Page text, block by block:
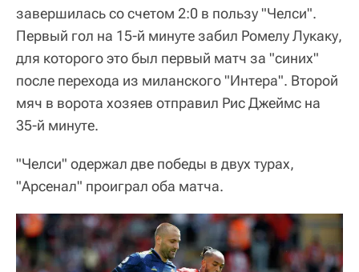
завершилась со счетом 2:0 в пользу "Челси".
Первый гол на 15-й минуте забил Ромелу Лукаку,
для которого это был первый матч за "синих"
после перехода из миланского "Интера". Второй
мяч в ворота хозяев отправил Рис Джеймс на
35-й минуте.
"Челси" одержал две победы в двух турах,
"Арсенал" проиграл оба матча.